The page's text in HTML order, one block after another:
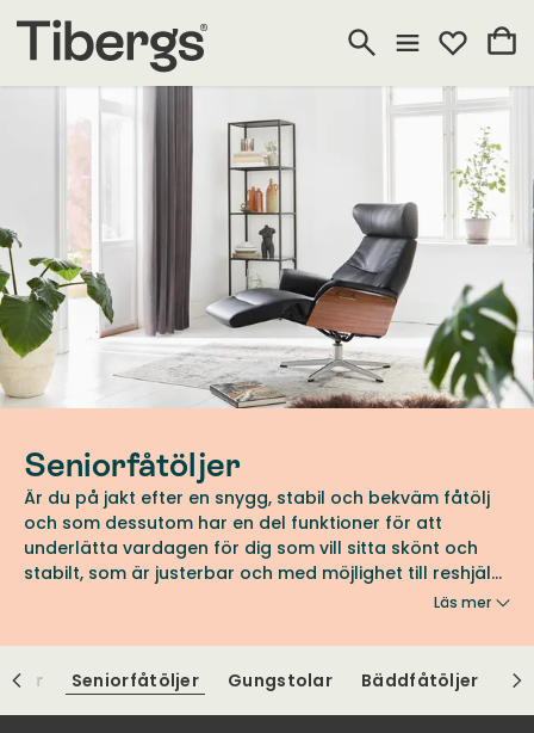
Seniorfåtöljer
Är du på jakt efter en snygg, stabil och bekväm fåtölj
och som dessutom har en del funktioner för att
underlätta vardagen för dig som vill sitta skönt och
stabilt, som är justerbar och med möjlighet till reshjälp
tack vare det så kallade lift-upsystemet? Eller vill du
har du kommit rätt. Vi erbjuder några av marknadens
bästa seniorfåtöljer.
Läs mer
Seniorfåtöljer Gungstolar Bäddfåtöljer